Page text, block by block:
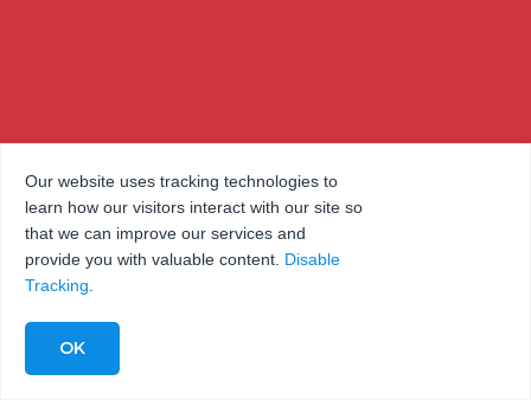
Our website uses tracking technologies to
learn how our visitors interact with our site so
that we can improve our services and
provide you with valuable content. Disable
Tracking